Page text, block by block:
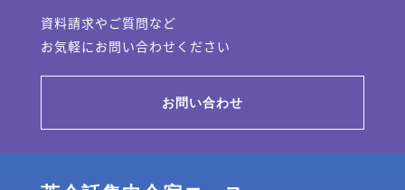
資料請求やご質問など
お気軽にお問い合わせください
お問い合わせ